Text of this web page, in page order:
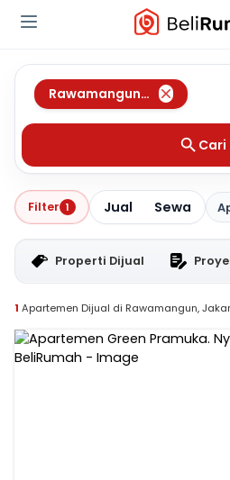
Rawamangun
,Jakarta
Cari
Filter 1 Jual Sewa
Properti Dijual
1 Apartemen Dijual di Rawamangun,